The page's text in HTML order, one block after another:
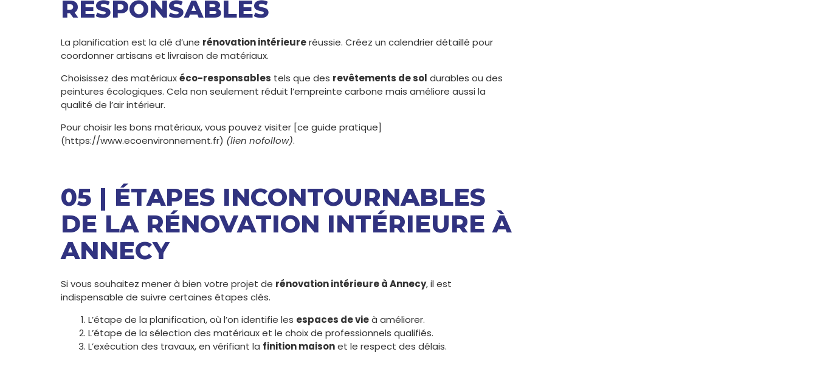
RESPONSABLES
La planification est la clé d’une rénovation intérieureréussie. Créez un calendrier détaillé pour
coordonner artisans et livraison de matériaux.
Choisissez des matériauxéco-responsables tels que des revêtements de sol durables ou des
peintures écologiques. Cela non seulement réduit l’empreinte carbone mais améliore aussi la
qualité de l’air intérieur.
Pour choisir les bons matériaux, vous pouvez visiter [ce guide pratique]
(https://www.ecoenvironnement.fr) (lien nofollow).
05 | ÉTAPES INCONTOURNABLES
DE LA RÉNOVATION INTÉRIEURE À
ANNECY
Si vous souhaitez mener à bien votre projet de rénovation intérieure à Annecy, il est
indispensable de suivre certaines étapes clés.
L’étape de la planification, où l’on identifie les espaces de vieà améliorer.
L’étape de la sélection des matériaux et le choix de professionnels qualifiés.
L’exécution des travaux, en vérifiant la finition maisonet le respect des délais.